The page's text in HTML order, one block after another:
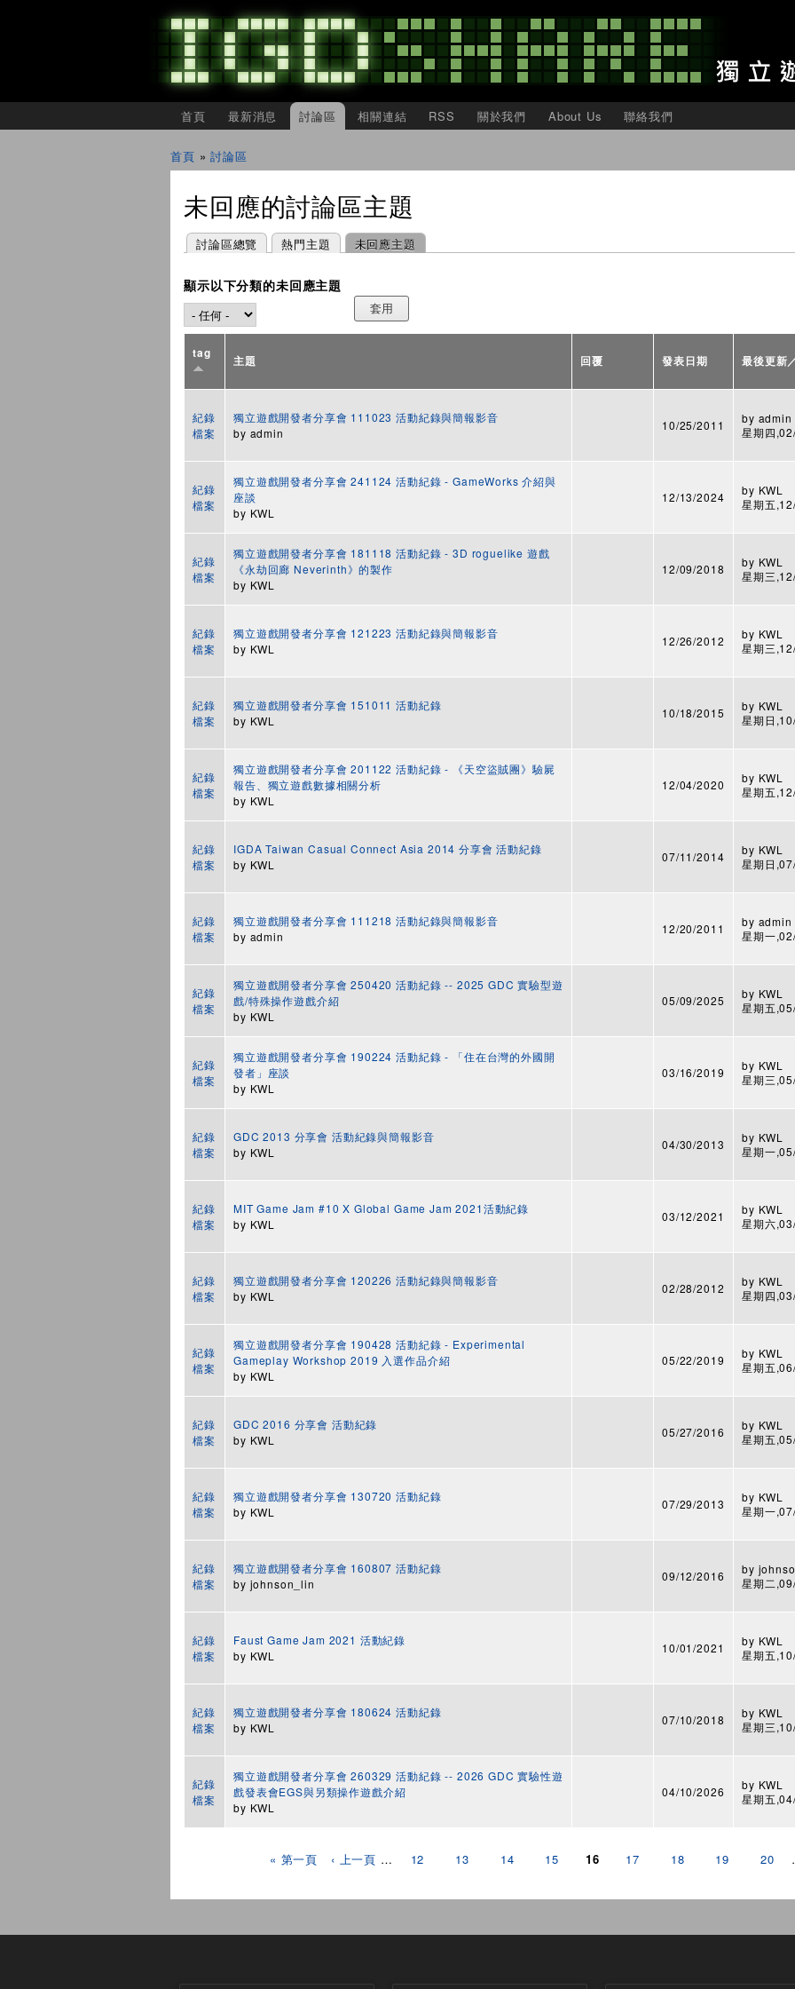
至
主
容
IGDSHARE
首頁 最新消息 討論區 相關連結 RSS 關於我們 About Us 聯絡我們
首頁 »討論區
未回應的討論區主題
主要索引標籤
討論區總覽 熱門主題 未回應主題
(作用中頁籤)
顯示以下分類的未回應主題
tag
主題 回覆 發表日期 最後更新
紀錄
檔案
獨立遊戲開發者分享會 111023 活動紀錄與簡報影音
by admin
10/25/2011 by admin
星期四
紀錄
檔案
獨立遊戲開發者分享會 241124 活動紀錄 - GameWorks 介紹與
座談
by KWL
12/13/2024 by KWL
星期五
紀錄
檔案
獨立遊戲開發者分享會 181118 活動紀錄 - 3D roguelike 遊戲
《永劫回廊 Neverinth》的製作
by KWL
12/09/2018 by KWL
星期三
紀錄
檔案
獨立遊戲開發者分享會 121223 活動紀錄與簡報影音
by KWL
12/26/2012 by KWL
星期三
紀錄
檔案
獨立遊戲開發者分享會 151011 活動紀錄
by KWL
10/18/2015 by KWL
星期日
紀錄
檔案
獨立遊戲開發者分享會 201122 活動紀錄 - 《天空盜賊團》驗屍
報告、獨立遊戲數據相關分析
by KWL
12/04/2020 by KWL
星期五
紀錄
檔案
IGDA Taiwan Casual Connect Asia 2014 分享會 活動紀錄
by KWL
07/11/2014 by KWL
星期日
紀錄
檔案
獨立遊戲開發者分享會 111218 活動紀錄與簡報影音
by admin
12/20/2011 by admin
星期一
紀錄
檔案
獨立遊戲開發者分享會 250420 活動紀錄 -- 2025 GDC 實驗型遊
戲/特殊操作遊戲介紹
by KWL
05/09/2025 by KWL
星期五
紀錄
檔案
獨立遊戲開發者分享會 190224 活動紀錄 - 「住在台灣的外國開
發者」座談
by KWL
03/16/2019 by KWL
星期三
紀錄
檔案
GDC 2013 分享會 活動紀錄與簡報影音
by KWL
04/30/2013 by KWL
星期一
紀錄
檔案
MIT Game Jam #10 X Global Game Jam 2021活動紀錄
by KWL
03/12/2021 by KWL
星期六
紀錄
檔案
獨立遊戲開發者分享會 120226 活動紀錄與簡報影音
by KWL
02/28/2012 by KWL
星期四
紀錄
檔案
獨立遊戲開發者分享會 190428 活動紀錄 - Experimental
Gameplay Workshop 2019 入選作品介紹
by KWL
05/22/2019 by KWL
星期五
紀錄
檔案
GDC 2016 分享會 活動紀錄
by KWL
05/27/2016 by KWL
星期五
紀錄
檔案
獨立遊戲開發者分享會 130720 活動紀錄
by KWL
07/29/2013 by KWL
星期一
紀錄
檔案
獨立遊戲開發者分享會 160807 活動紀錄
by johnson_lin
09/12/2016 by
星期二
紀錄
檔案
Faust Game Jam 2021 活動紀錄
by KWL
10/01/2021 by KWL
星期五
紀錄
檔案
獨立遊戲開發者分享會 180624 活動紀錄
by KWL
07/10/2018 by KWL
星期三
紀錄
檔案
獨立遊戲開發者分享會 260329 活動紀錄 -- 2026 GDC 實驗性遊
戲發表會EGS與另類操作遊戲介紹
by KWL
04/10/2026 by KWL
星期五
« 第一頁 ‹ 上一頁 … 12 13 14 15 16 17 18 19 20